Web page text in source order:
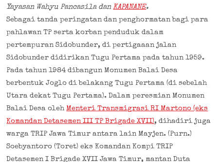
Yayasan Wahyu Pancasila dan KAPANANE.
Sebagai tanda peringatan dan penghormatan bagi para
pahlawan TP serta korban penduduk dalam
pertempuran Sidobunder, di pertigaaan jalan
Sidobunder didirikan Tugu Pertama pada tahun 1959.
Pada tahun 1984 dibangun Monumen Balai Desa
berbentuk Joglo di belakang Tugu Pertama (di sebelah
Utara dekat Tugu Pertama). Dalam peresmian Monumen
Balai Desa oleh Menteri Transmigrasi RI Martono (eks
Komandan Detasemen III TP Brigade XVII), dihadiri juga
warga TRIP Jawa Timur antara lain Mayjen. (Purn.)
Soebyantoro (Toret) eks Komandan Kompi TRIP
Detasemen I Brigade XVII Jawa Timur, mantan Duta